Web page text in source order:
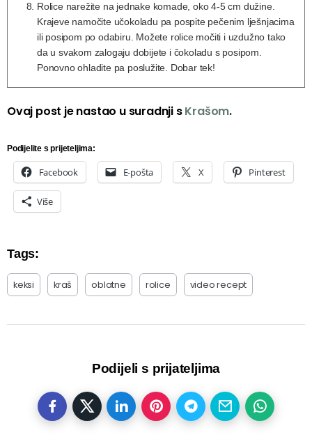
Rolice narežite na jednake komade, oko 4-5 cm dužine.
Krajeve namočite učokoladu pa pospite pečenim lješnjacima
ili posipom po odabiru. Možete rolice močiti i uzdužno tako
da u svakom zalogaju dobijete i čokoladu s posipom.
Ponovno ohladite pa poslužite. Dobar tek!
Ovaj post je nastao u suradnji sKrašom.
Podijelite s prijeteljima:
Facebook E-pošta X Pinterest
Više
Tags:
keksi kraš oblatne rolice video recept
Podijeli s prijateljima